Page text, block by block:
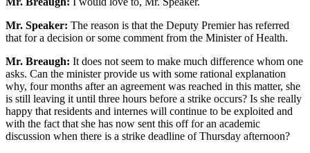
Mr. Speaker: The reason is that the Deputy Premier has referred
that for a decision or some comment from the Minister of Health.
Mr. Breaugh: It does not seem to make much difference whom one
asks. Can the minister provide us with some rational explanation
why, four months after an agreement was reached in this matter, she
is still leaving it until three hours before a strike occurs? Is she really
happy that residents and internes will continue to be exploited and
with the fact that she has now sent this off for an academic
discussion when there is a strike deadline of Thursday afternoon?